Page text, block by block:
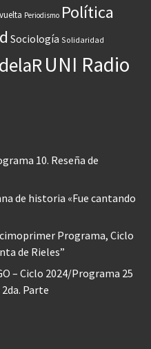
Periodismo Política
Sociología Solidaridad
UNI Radio
10. Reseña de
de historia «Fue cantando
Programa, Ciclo
de Rieles”
– Ciclo 2024/Programa 25
2da. Parte